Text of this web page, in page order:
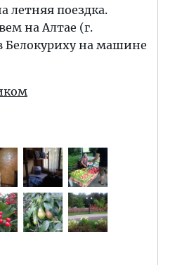
летняя поездка.
на Алтае (г.
Белокуриху на машине